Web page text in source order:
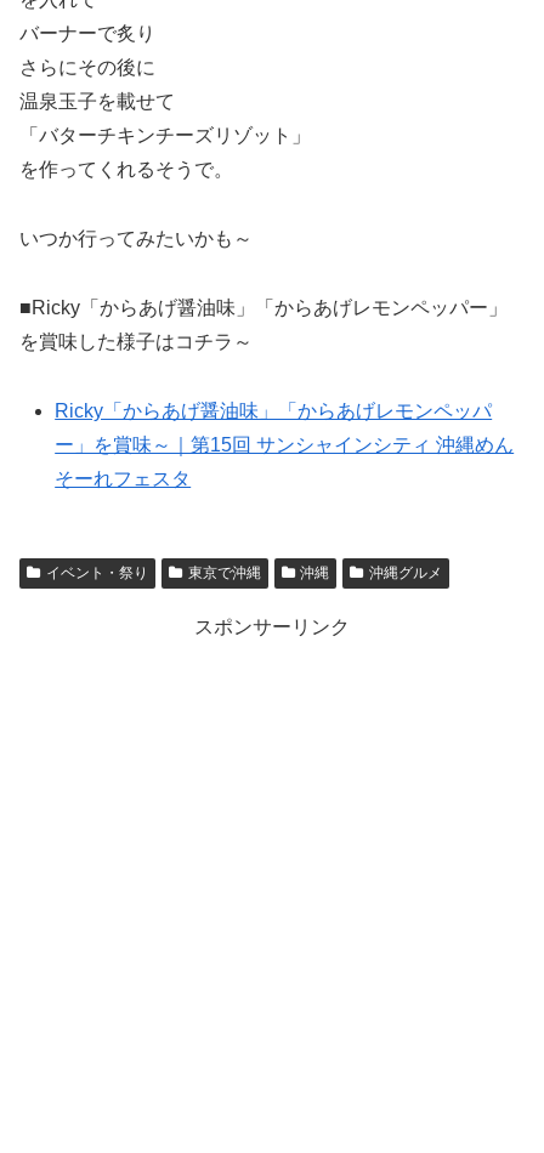
バーナーで炙り
さらにその後に
温泉玉子を載せて
「バターチキンチーズリゾット」
を作ってくれるそうで。
いつか行ってみたいかも～
■Ricky「からあげ醤油味」「からあげレモンペッパー」
を賞味した様子はコチラ～
Ricky「からあげ醤油味」「からあげレモンペッパ
ー」を賞味～｜第15回 サンシャインシティ 沖縄めん
そーれフェスタ
イベント・祭り 東京で沖縄 沖縄 沖縄グルメ
スポンサーリンク